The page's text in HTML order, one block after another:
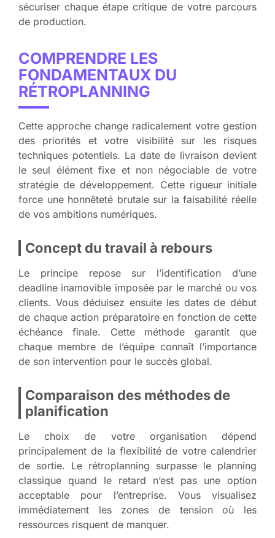
sécuriser chaque étape critique de votre parcours
de production.
COMPRENDRE LES
FONDAMENTAUX DU
RÉTROPLANNING
Cette approche change radicalement votre gestion
des priorités et votre visibilité sur les risques
techniques potentiels. La date de livraison devient
le seul élément fixe et non négociable de votre
stratégie de développement. Cette rigueur initiale
force une honnêteté brutale sur la faisabilité réelle
de vos ambitions numériques.
Concept du travail à rebours
Le principe repose sur l’identification d’une
deadline inamovible imposée par le marché ou vos
clients. Vous déduisez ensuite les dates de début
de chaque action préparatoire en fonction de cette
échéance finale. Cette méthode garantit que
chaque membre de l’équipe connaît l’importance
de son intervention pour le succès global.
Comparaison des méthodes de
planification
Le choix de votre organisation dépend
principalement de la flexibilité de votre calendrier
de sortie. Le rétroplanning surpasse le planning
classique quand le retard n’est pas une option
acceptable pour l’entreprise. Vous visualisez
immédiatement les zones de tension où les
ressources risquent de manquer.